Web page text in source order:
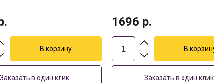
Заказать в один клик
1696 р.
Заказать в один клик